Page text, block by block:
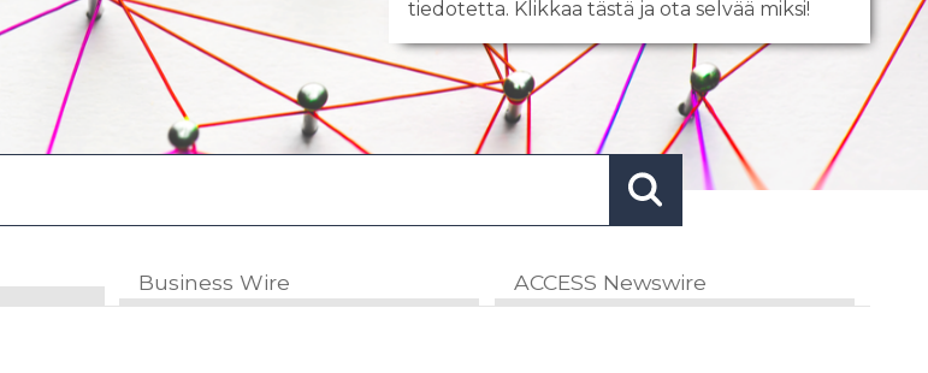
tiedotetta. Klikkaa tästä ja ota selvää miksi!
Business Wire ACCESS Newswire